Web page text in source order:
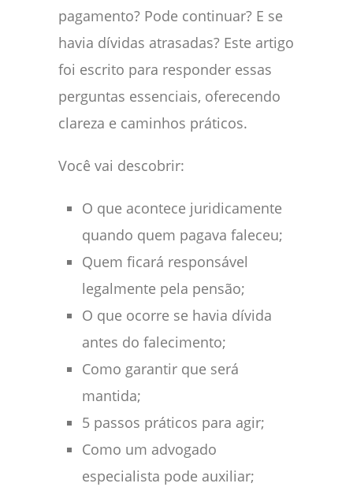
pagamento? Pode continuar? E se
havia dívidas atrasadas? Este artigo
foi escrito para responder essas
perguntas essenciais, oferecendo
clareza e caminhos práticos.
Você vai descobrir:
O que acontece juridicamente
quando quem pagava faleceu;
Quem ficará responsável
legalmente pela pensão;
O que ocorre se havia dívida
antes do falecimento;
Como garantir que será
mantida;
5 passos práticos para agir;
Como um advogado
especialista pode auxiliar;